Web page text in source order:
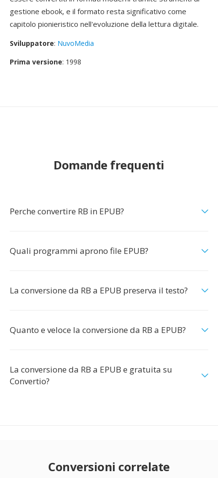
gestione ebook, e il formato resta significativo come
capitolo pionieristico nell'evoluzione della lettura digitale.
Sviluppatore: NuvoMedia
Prima versione: 1998
Domande frequenti
Perche convertire RB in EPUB?
Quali programmi aprono file EPUB?
La conversione da RB a EPUB preserva il testo?
Quanto e veloce la conversione da RB a EPUB?
La conversione da RB a EPUB e gratuita su
Convertio?
Conversioni correlate